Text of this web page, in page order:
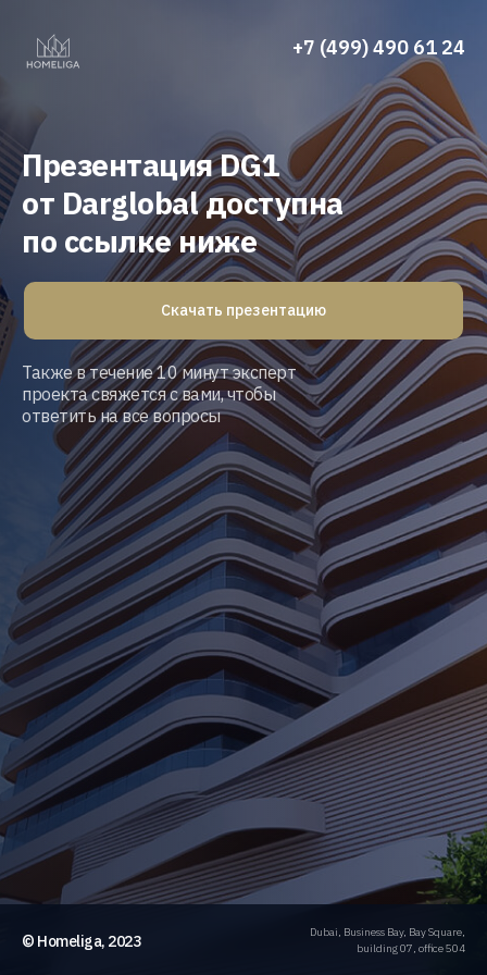
Презентация DG1
от Darglobal доступна
по ссылке ниже
Также в течение 10 минут эксперт
проекта свяжется с вами, чтобы
ответить на все вопросы
+7 (499) 490 61 24
Dubai, Business Bay, Bay Square,
building 07, office 504
© Homeliga, 2023
Скачать презентацию